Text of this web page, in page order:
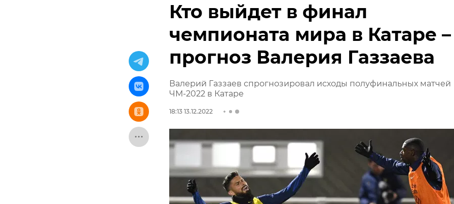
Кто выйдет в финал
чемпионата мира в Катаре –
прогноз Валерия Газзаева
Валерий Газзаев спрогнозировал исходы полуфинальных матчей
ЧМ-2022 в Катаре
18:13 13.12.2022